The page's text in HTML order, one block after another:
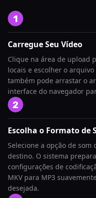
Carregue Seu Vídeo
Clique na área de upload
locais e escolher o
também pode arrastar o
interface do navegador
Escolha o Formato de
Selecione a opção de
destino. O sistema
configurações de
MKV para MP3
desejada.